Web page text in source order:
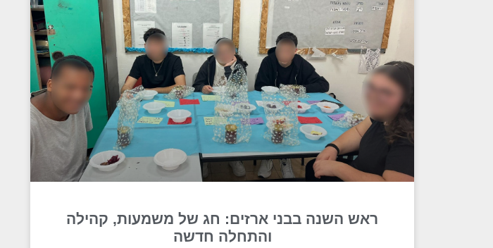
ראש השנה בבני ארזים: חג של משמעות, קהילה
והתחלה חדשה